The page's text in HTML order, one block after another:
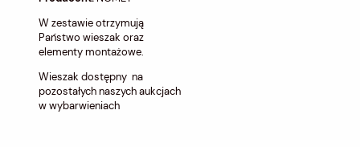
W zestawie otrzymują
Państwo wieszak oraz
elementy montażowe.
Wieszak dostępny na
pozostałych naszych aukcjach
w wybarwieniach